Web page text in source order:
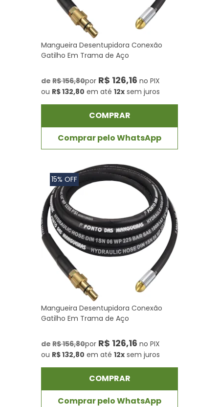
Mangueira Desentupidora Conexão
Gatilho Em Trama de Aço
de R$ 156,80por R$ 126,16 no PIX
ou R$ 132,80 em até 12x sem juros
COMPRAR
Comprar pelo WhatsApp
15% OFF
Mangueira Desentupidora Conexão
Gatilho Em Trama de Aço
de R$ 156,80por R$ 126,16 no PIX
ou R$ 132,80 em até 12x sem juros
COMPRAR
Comprar pelo WhatsApp